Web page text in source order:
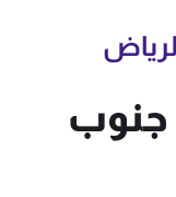
جنوب